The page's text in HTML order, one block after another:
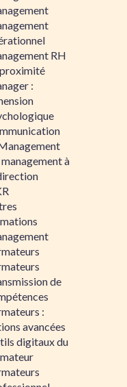
RH
:
à
de
:
avancées
digitaux du